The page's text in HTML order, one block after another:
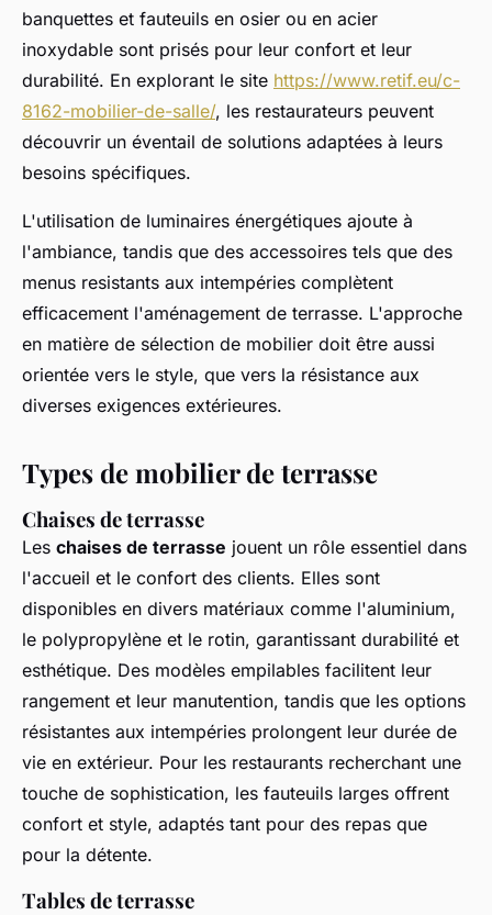
banquettes et fauteuils en osier ou en acier
inoxydable sont prisés pour leur confort et leur
durabilité. En explorant le site https://www.retif.eu/c-
8162-mobilier-de-salle/, les restaurateurs peuvent
découvrir un éventail de solutions adaptées à leurs
besoins spécifiques.
L'utilisation de luminaires énergétiques ajoute à
l'ambiance, tandis que des accessoires tels que des
menus resistants aux intempéries complètent
efficacement l'aménagement de terrasse. L'approche
en matière de sélection de mobilier doit être aussi
orientée vers le style, que vers la résistance aux
diverses exigences extérieures.
Types de mobilier de terrasse
Chaises de terrasse
Les chaises de terrasse jouent un rôle essentiel dans
l'accueil et le confort des clients. Elles sont
disponibles en divers matériaux comme l'aluminium,
le polypropylène et le rotin, garantissant durabilité et
esthétique. Des modèles empilables facilitent leur
rangement et leur manutention, tandis que les options
résistantes aux intempéries prolongent leur durée de
vie en extérieur. Pour les restaurants recherchant une
touche de sophistication, les fauteuils larges offrent
confort et style, adaptés tant pour des repas que
pour la détente.
Tables de terrasse